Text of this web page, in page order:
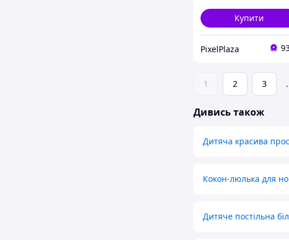
Купити
PixelPlaza
1 2 3
Дивись також
Дитяча красива
Кокон-люлька для
Дитяче постільна